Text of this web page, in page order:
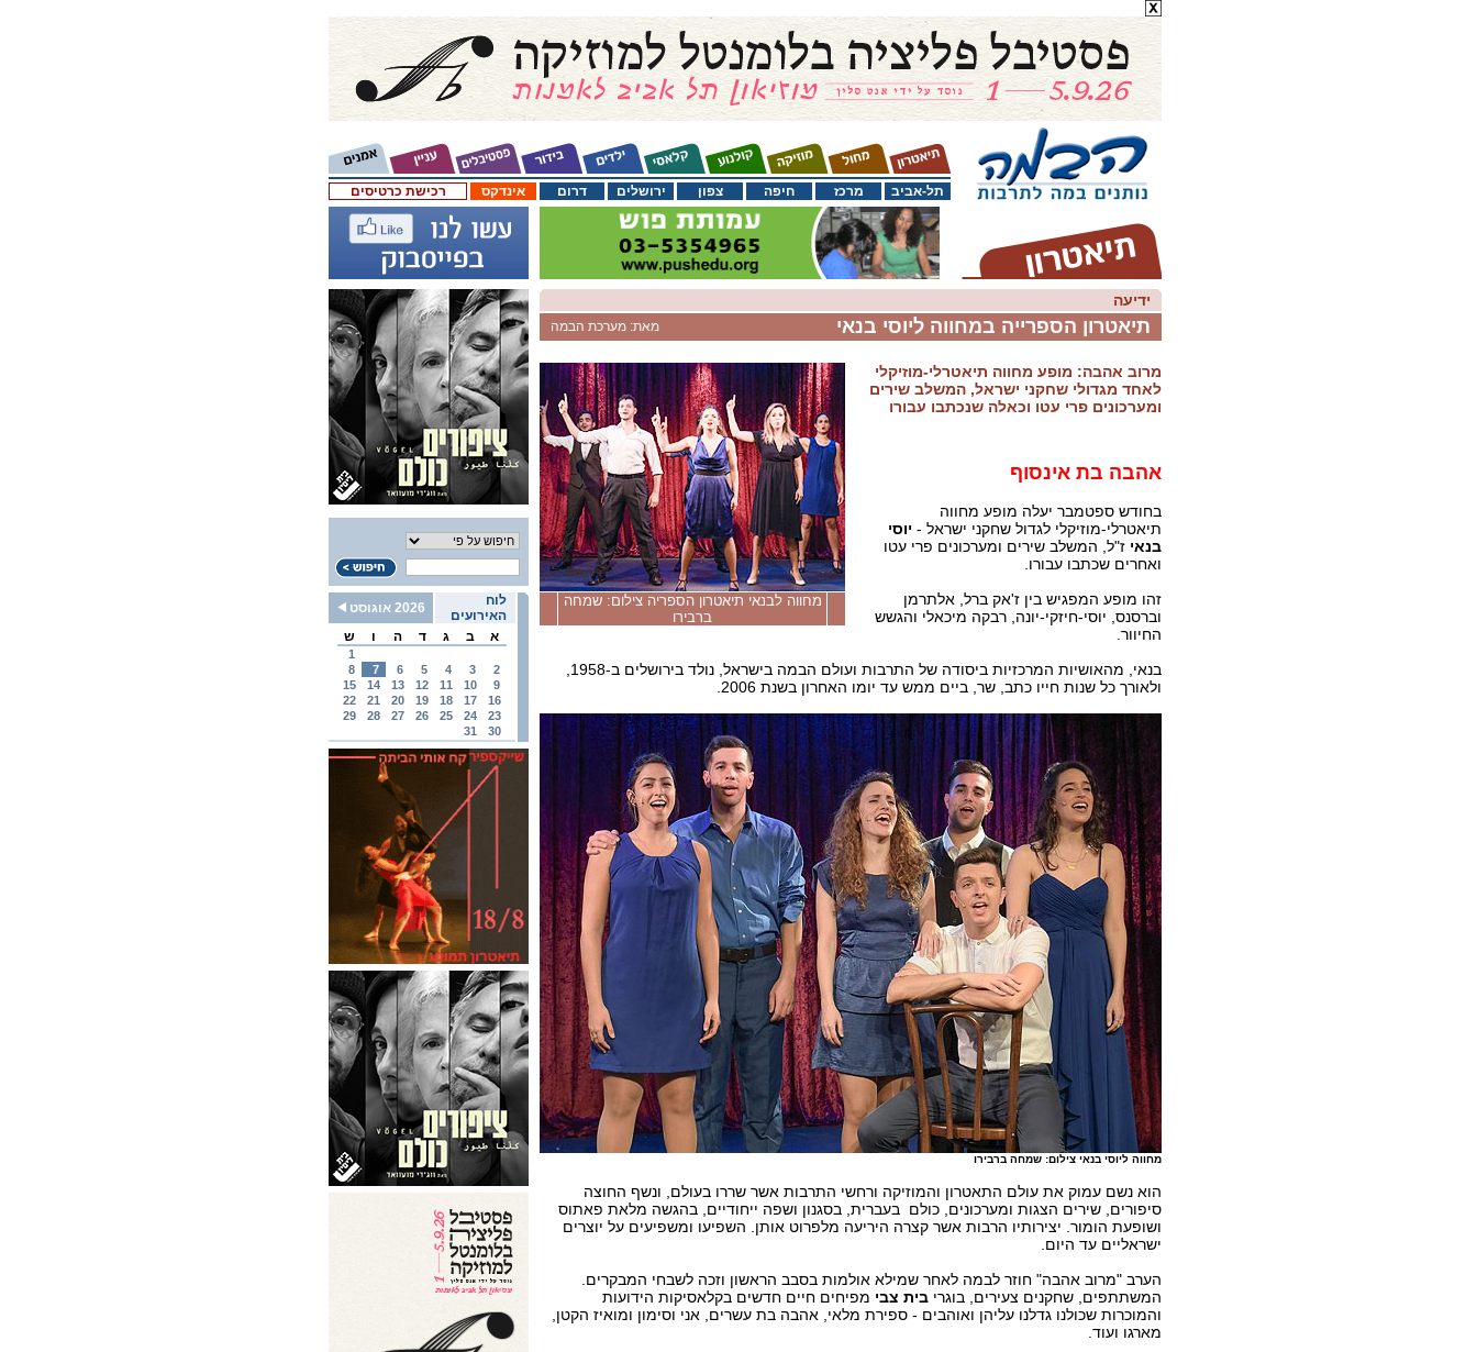
רכישת כרטיסים אינדקס דרום ירושלים צפון חיפה מרכז תל-אביב
לוח
האירועים
2026 אוגוסט
א
ב ג ד ה ו ש
1
2
3
4
5
6
7
8
9
10
11
12
13
14
15
16
17
18
19
20
21
22
23
24
25
26
27
28
29
30
31
ידיעה
מאת: מערכת הבמה תיאטרון הספרייה במחווה ליוסי בנאי
מחווה לבנאי תיאטרון הספריה צילום: שמחה
ברבירו
מרוב אהבה: מופע מחווה תיאטרלי-מוזיקלי
לאחד מגדולי שחקני ישראל, המשלב שירים
ומערכונים פרי עטו וכאלה שנכתבו עבורו
אהבה בת אינסוף
בחודש ספטמבר יעלה מופע מחווה
תיאטרלי-מוזיקלי לגדול שחקני ישראל - יוסי
בנאי ז"ל, המשלב שירים ומערכונים פרי עטו
ואחרים שכתבו עבורו.
זהו מופע המפגיש בין ז'אק ברל, אלתרמן
וברסנס, יוסי-חיזקי-יונה, רבקה מיכאלי והגשש
החיוור.
ולאורך כל שנות חייו כתב, שר, ביים ממש עד יומו האחרון בשנת 2006.
מחווה ליוסי בנאי צילום: שמחה ברבירו
הוא נשם עמוק את עולם התאטרון והמוזיקה ורחשי התרבות אשר שררו בעולם, ונשף החוצה
סיפורים, שירים הצגות ומערכונים, כולם בעברית, בסגנון ושפה ייחודיים, בהגשה מלאת פאתוס
ושופעת הומור. יצירותיו הרבות אשר קצרה היריעה מלפרוט אותן. השפיעו ומשפיעים על יוצרים
ישראליים עד היום.
הערב "מרוב אהבה" חוזר לבמה לאחר שמילא אולמות בסבב הראשון וזכה לשבחי המבקרים.
המשתתפים, שחקנים צעירים, בוגרי בית צבי מפיחים חיים חדשים בקלאסיקות הידועות
והמוכרות שכולנו גדלנו עליהן ואוהבים - ספירת מלאי, אהבה בת עשרים, אני וסימון ומואיז הקטן,
מארגו ועוד.